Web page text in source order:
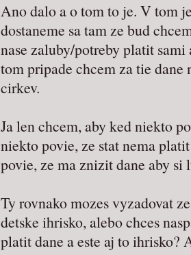
Ano dalo a o tom to je. V tom
dostaneme sa tam ze bud
nase zaluby/potreby platit
tom pripade chcem za tie
cirkev.
Ja len chcem, aby ked niekto
niekto povie, ze stat nema
povie, ze ma znizit dane aby
Ty rovnako mozes vyzadovat
detske ihrisko, alebo chces
platit dane a este aj to ihrisko?